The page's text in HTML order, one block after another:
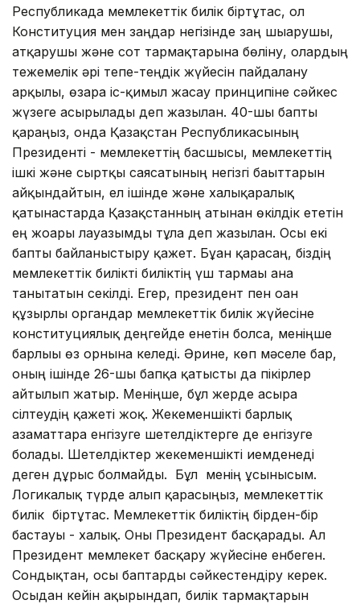
Республикада мемлекеттік билік біртұтас, ол
Конституция мен заңдар негізінде заң шығарушы,
атқарушы және сот тармақтарына бөліну, олардың
тежемелік әрі тепе-теңдік жүйесін пайдалану
арқылы, өзара іс-қимыл жасау принципіне сәйкес
жүзеге асырылады деп жазылған. 40-шы бапты
қараңыз, онда Қазақстан Республикасының
Президенті - мемлекеттің басшысы, мемлекеттің
ішкі және сыртқы саясатының негізгі бағыттарын
айқындайтын, ел ішінде және халықаралық
қатынастарда Қазақстанның атынан өкілдік ететін
ең жоғары лауазымды тұлға деп жазылған. Осы екі
бапты байланыстыру қажет. Бұған қарасаң, біздің
мемлекеттік билікті биліктің үш тармағы ғана
танытатын секілді. Егер, президент пен оған
құзырлы органдар мемлекеттік билік жүйесіне
конституциялық деңгейде енетін болса, меніңше
барлығы өз орнына келеді. Әрине, көп мәселе бар,
оның ішінде 26-шы бапқа қатысты да пікірлер
айтылып жатыр. Меніңше, бұл жерде асыра
сілтеудің қажеті жоқ. Жекеменшікті барлық
азаматтарға енгізуге шетелдіктерге де енгізуге
болады. Шетелдіктер жекеменшікті иемденеді
деген дұрыс болмайды. Бұл менің ұсынысым.
Логикалық түрде алып қарасыңыз, мемлекеттік
билік біртұтас. Мемлекеттік биліктің бірден-бір
бастауы - халық. Оны Президент басқарады. Ал
Президент мемлекет басқару жүйесіне енбеген.
Сондықтан, осы баптарды сәйкестендіру керек.
Осыдан кейін ақырындап, билік тармақтарын